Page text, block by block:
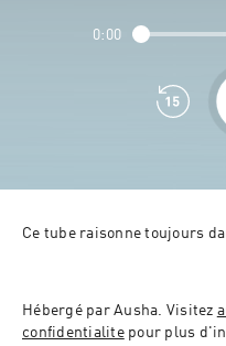
0:00
Ce tube raisonne toujours
Hébergé par Ausha. Visitez
confidentialite pour plus